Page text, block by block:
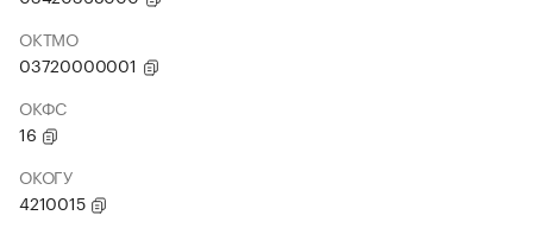
ОКТМО
03720000001
ОКФС
16
ОКОГУ
4210015